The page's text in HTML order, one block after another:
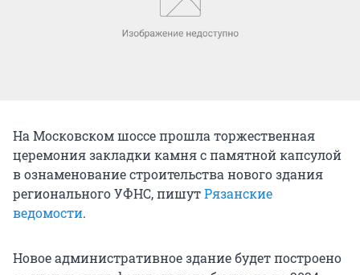
На Московском шоссе прошла торжественная
церемония закладки камня с памятной капсулой
в ознаменование строительства нового здания
регионального УФНС, пишутРязанские
ведомости.
Новое административное здание будет построено